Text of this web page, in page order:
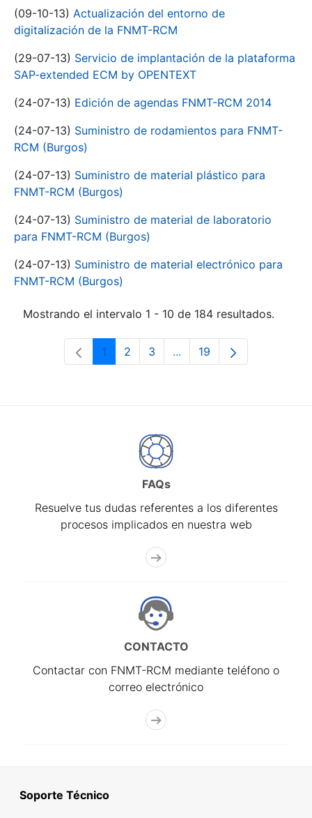
(09-10-13) Actualización del entorno de
digitalización de la FNMT-RCM
(29-07-13) Servicio de implantación de la plataforma
SAP-extended ECM by OPENTEXT
(24-07-13) Edición de agendas FNMT-RCM 2014
(24-07-13) Suministro de rodamientos para FNMT-
RCM (Burgos)
(24-07-13) Suministro de material plástico para
FNMT-RCM (Burgos)
(24-07-13) Suministro de material de laboratorio
para FNMT-RCM (Burgos)
(24-07-13) Suministro de material electrónico para
FNMT-RCM (Burgos)
Mostrando el intervalo 1 - 10 de 184 resultados.
Página
1 Página
2 Página
3 ...Páginas intermedias Use
Página
19
FAQs
Resuelve tus dudas referentes a los diferentes
procesos implicados en nuestra web
CONTACTO
Contactar con FNMT-RCM mediante teléfono o
correo electrónico
Soporte Técnico